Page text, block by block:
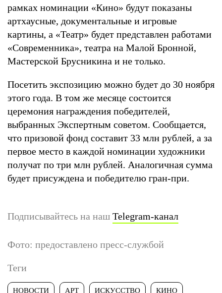
рамках номинации «Кино» будут показаны
артхаусные, документальные и игровые
картины, а «Театр» будет представлен работами
«Современника», театра на Малой Бронной,
Мастерской Брусникина и не только.
Посетить экспозицию можно будет до 30 ноября
этого года. В том же месяце состоится
церемония награждения победителей,
выбранных Экспертным советом. Сообщается,
что призовой фонд составит 33 млн рублей, а за
первое место в каждой номинации художники
получат по три млн рублей. Аналогичная сумма
будет присуждена и победителю гран-при.
Подписывайтесь на наш Telegram-канал
Фото: предоставлено пресс-службой
Теги
НОВОСТИ АРТ ИСКУССТВО КИНО